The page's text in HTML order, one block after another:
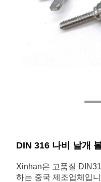
DIN 316 나비 날개
Xinhan은 고품질
하는 중국 제조업체입